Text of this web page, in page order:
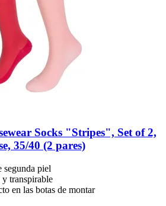
Socks "Stripes", Set of 2,
35/40 (2 pares)
segunda piel
transpirable
en las botas de montar